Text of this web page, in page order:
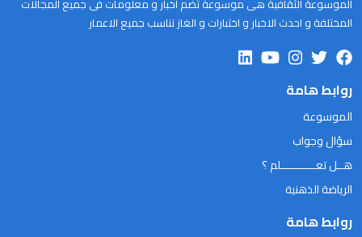
الموسوعة الثقافية هى موسوعة تضم اخبار و معلومات فى جميع المجالات
المختلفة و احدث الاخبار و اختبارات و الغاز تناسب جميع الاعمار
روابط هامة
الموسوعة
سؤال وجواب
هــل تعـــــــــــلم ؟
الرياضة الذهنية
روابط هامة